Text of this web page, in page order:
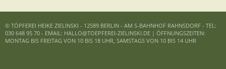
© TÖPFEREI HEIKE ZIELINSKI - 12589 BERLIN - AM S-BAHNHOF RAHNSDORF - TEL:
030 648 95 70 - EMAIL: HALLO@TOEPFEREI-ZIELINSKI.DE | ÖFFNUNGSZEITEN:
MONTAG BIS FREITAG VON 10 BIS 18 UHR, SAMSTAGS VON 10 BIS 14 UHR